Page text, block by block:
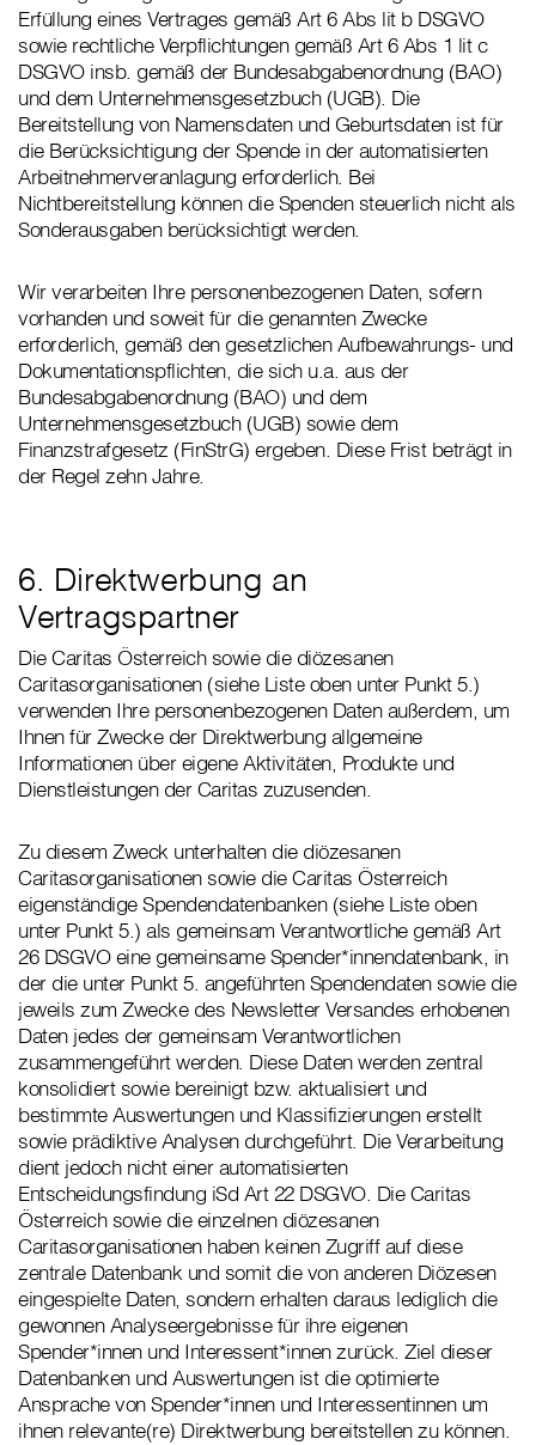
Erfüllung eines Vertrages gemäß Art 6 Abs lit b DSGVO
sowie rechtliche Verpflichtungen gemäß Art 6 Abs 1 lit c
DSGVO insb. gemäß der Bundesabgabenordnung (BAO)
und dem Unternehmensgesetzbuch (UGB). Die
Bereitstellung von Namensdaten und Geburtsdaten ist für
die Berücksichtigung der Spende in der automatisierten
Arbeitnehmerveranlagung erforderlich. Bei
Nichtbereitstellung können die Spenden steuerlich nicht als
Sonderausgaben berücksichtigt werden.
Wir verarbeiten Ihre personenbezogenen Daten, sofern
vorhanden und soweit für die genannten Zwecke
erforderlich, gemäß den gesetzlichen Aufbewahrungs- und
Dokumentationspflichten, die sich u.a. aus der
Bundesabgabenordnung (BAO) und dem
Unternehmensgesetzbuch (UGB) sowie dem
Finanzstrafgesetz (FinStrG) ergeben. Diese Frist beträgt in
der Regel zehn Jahre.
6. Direktwerbung an
Vertragspartner
Die Caritas Österreich sowie die diözesanen
Caritasorganisationen (siehe Liste oben unter Punkt 5.)
verwenden Ihre personenbezogenen Daten außerdem, um
Ihnen für Zwecke der Direktwerbung allgemeine
Informationen über eigene Aktivitäten, Produkte und
Dienstleistungen der Caritas zuzusenden.
Zu diesem Zweck unterhalten die diözesanen
Caritasorganisationen sowie die Caritas Österreich
eigenständige Spendendatenbanken (siehe Liste oben
unter Punkt 5.) als gemeinsam Verantwortliche gemäß Art
26 DSGVO eine gemeinsame Spender*innendatenbank, in
der die unter Punkt 5. angeführten Spendendaten sowie die
jeweils zum Zwecke des Newsletter Versandes erhobenen
Daten jedes der gemeinsam Verantwortlichen
zusammengeführt werden. Diese Daten werden zentral
konsolidiert sowie bereinigt bzw. aktualisiert und
bestimmte Auswertungen und Klassifizierungen erstellt
sowie prädiktive Analysen durchgeführt. Die Verarbeitung
dient jedoch nicht einer automatisierten
Entscheidungsfindung iSd Art 22 DSGVO. Die Caritas
Österreich sowie die einzelnen diözesanen
Caritasorganisationen haben keinen Zugriff auf diese
zentrale Datenbank und somit die von anderen Diözesen
eingespielte Daten, sondern erhalten daraus lediglich die
gewonnen Analyseergebnisse für ihre eigenen
Spender*innen und Interessent*innen zurück. Ziel dieser
Datenbanken und Auswertungen ist die optimierte
Ansprache von Spender*innen und Interessentinnen um
ihnen relevante(re) Direktwerbung bereitstellen zu können.